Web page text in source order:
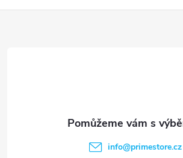
info@primestore.cz